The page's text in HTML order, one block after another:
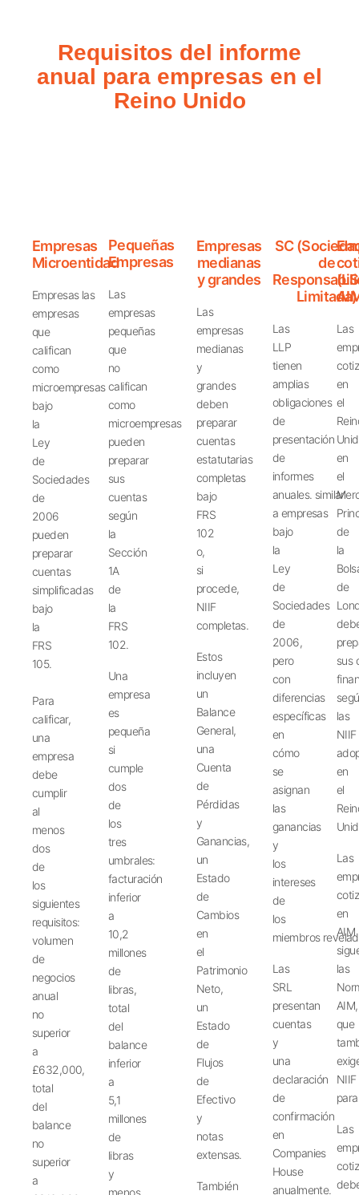
Requisitos del informe
anual para empresas en el
Reino Unido
Empresas
Microentidad
Empresaslas
empresas
que
califican
como
microempresas
bajo
la
Ley
de
Sociedades
de
2006
pueden
preparar
cuentas
simplificadas
bajo
la
FRS
105.
Para
calificar,
una
empresa
debe
cumplir
al
menos
dos
de
los
siguientes
requisitos:
volumen
de
negocios
anual
no
superior
a
£632,000,
total
del
balance
no
superior
a
Pequeñas
Empresas
Las
empresas
pequeñas
que
no
califican
como
microempresas
pueden
preparar
sus
cuentas
según
la
Sección
1A
de
la
FRS
102.
Una
empresa
es
pequeña
si
cumple
dos
de
los
tres
umbrales:
facturación
inferior
a
10,2
millones
de
libras,
total
del
balance
inferior
a
5,1
millones
de
libras
y
Empresas
medianas
y grandes
Las
empresas
medianas
y
grandes
deben
preparar
cuentas
estatutarias
completas
bajo
FRS
102
o,
si
procede,
NIIF
completas.
Estos
incluyen
un
Balance
General,
una
Cuenta
de
Pérdidas
y
Ganancias,
un
Estado
de
Cambios
en
el
Patrimonio
Neto,
un
Estado
de
Flujos
de
Efectivo
y
notas
extensas.
También
SC
de
Limitada)
Las
LLP
tienen
amplias
obligaciones
de
presentación
de
informes
anuales. similar
a empresas
bajo
la
Ley
de
Sociedades
de
2006,
pero
con
diferencias
específicas
en
cómo
se
asignan
las
ganancias
y
los
intereses
de
los
miembros
Las
SRL
presentan
cuentas
y
una
declaración
de
confirmación
en
Companies
House
anualmente.
Las
en
el
en
el
de
la
de
sus
las
NIIF
en
el
Las
en
AIM
las
AIM,
que
NIIF
Las